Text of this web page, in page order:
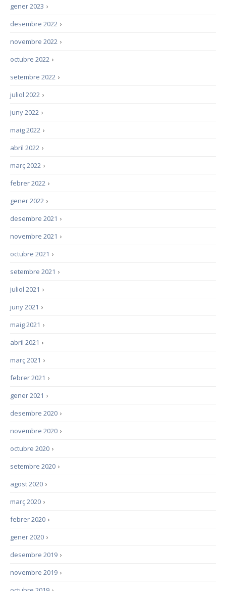
›
gener 2023
›
desembre 2022
›
novembre 2022
›
octubre 2022
›
setembre 2022
›
juliol 2022
›
juny 2022
›
maig 2022
›
abril 2022
›
març 2022
›
febrer 2022
›
gener 2022
›
desembre 2021
›
novembre 2021
›
octubre 2021
›
setembre 2021
›
juliol 2021
›
juny 2021
›
maig 2021
›
abril 2021
›
març 2021
›
febrer 2021
›
gener 2021
›
desembre 2020
›
novembre 2020
›
octubre 2020
›
setembre 2020
›
agost 2020
›
març 2020
›
febrer 2020
›
gener 2020
›
desembre 2019
›
novembre 2019